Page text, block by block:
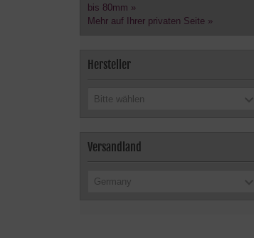
bis 80mm »
Mehr auf Ihrer privaten Seite »
Hersteller
Bitte wählen
Versandland
Germany